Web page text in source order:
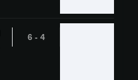
4 - 6